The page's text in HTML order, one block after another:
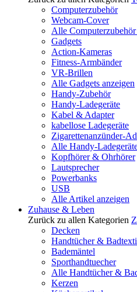
Computerzubehör
Webcam-Cover
Alle Computerzubehör
Gadgets
Action-Kameras
Fitness-Armbänder
VR-Brillen
Alle Gadgets anzeigen
Handy-Zubehör
Handy-Ladegeräte
Kabel & Adapter
kabellose Ladegeräte
Zigarettenanzünder-
Alle Handy-
Kopfhörer & Ohrhörer
Lautsprecher
Powerbanks
USB
Alle Artikel anzeigen
Zuhause & Leben
Zurück zu allen Kategorien
Decken
Handtücher &
Bademäntel
Sporthandtuecher
Alle Handtücher &
Kerzen